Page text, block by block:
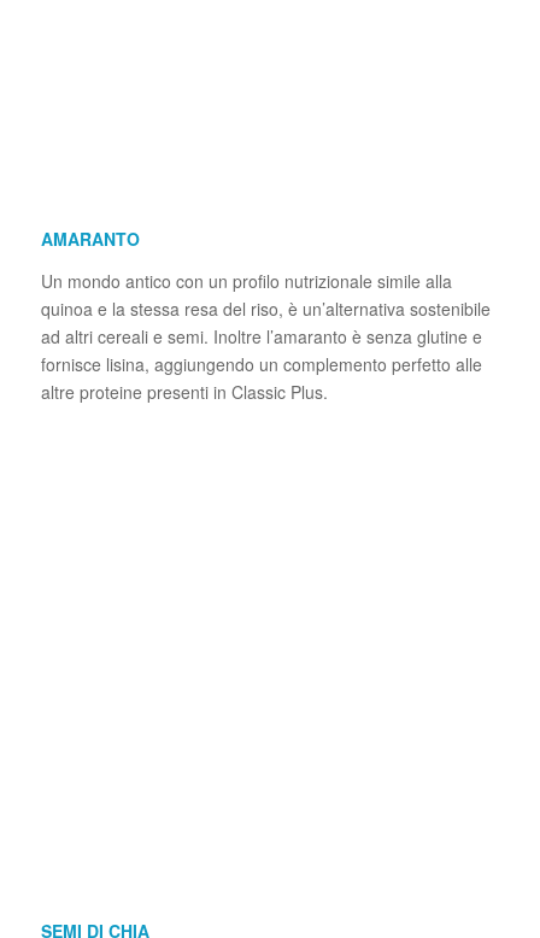
AMARANTO
Un mondo antico con un profilo nutrizionale simile alla
quinoa e la stessa resa del riso, è un’alternativa sostenibile
ad altri cereali e semi. Inoltre l’amaranto è senza glutine e
fornisce lisina, aggiungendo un complemento perfetto alle
altre proteine ​​presenti in Classic Plus.
SEMI DI CHIA